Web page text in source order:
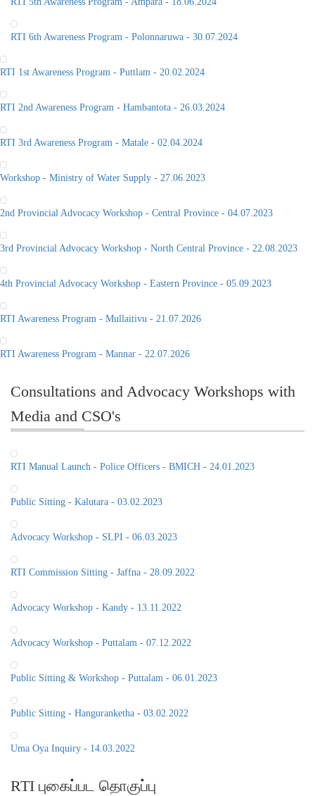
RTI 6th Awareness Program - Polonnaruwa - 30.07.2024
RTI 1st Awareness Program - Puttlam - 20.02.2024
RTI 2nd Awareness Program - Hambantota - 26.03.2024
RTI 3rd Awareness Program - Matale - 02.04.2024
Workshop - Ministry of Water Supply - 27.06.2023
2nd Provincial Advocacy Workshop - Central Province - 04.07.2023
3rd Provincial Advocacy Workshop - North Central Province - 22.08.2023
4th Provincial Advocacy Workshop - Eastern Province - 05.09.2023
RTI Awareness Program - Mullaitivu - 21.07.2026
RTI Awareness Program - Mannar - 22.07.2026
Consultations and Advocacy Workshops with
Media and CSO's
RTI Manual Launch - Police Officers - BMICH - 24.01.2023
Public Sitting - Kalutara - 03.02.2023
Advocacy Workshop - SLPI - 06.03.2023
RTI Commission Sitting - Jaffna - 28.09.2022
Advocacy Workshop - Kandy - 13.11.2022
Advocacy Workshop - Puttalam - 07.12.2022
Public Sitting & Workshop - Puttalam - 06.01.2023
Public Sitting - Hanguranketha - 03.02.2022
Uma Oya Inquiry - 14.03.2022
RTI புகைப்பட தொகுப்பு